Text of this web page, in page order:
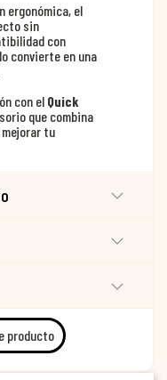
ergonómica, el
sin
con
convierte en una
con el Quick
que combina
tu
producto